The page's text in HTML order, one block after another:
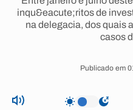
inqu&eacute;ritos de
na delegacia, dos quais
casos
Publicado em